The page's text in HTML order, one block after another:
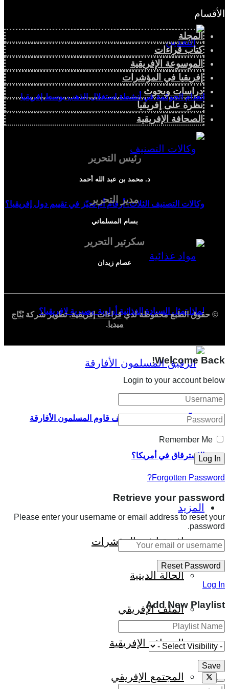
انعدام الحوكمة في أنشطة استغلال الذهب بوسط إفريقيا
وكالات التصنيف الثلاث: أرقام أم تحيّز في تقييم دول إفريقيا؟
لماذا تمثل السيادة الغذائية أولوية مصيرية لإفريقيا؟
القرآن والكتابة العربية: كيف قاوم المسلمون الأفارقة
الاسترقاق في أمريكا؟
المزيد
إفريقيا في المؤشرات
الحالة الدينية
الملف الإفريقي
الصحافة الإفريقية
المجتمع الإفريقي
الأقسام
المجلة
كتاب قراءات
الموسوعة الإفريقية
إفريقيا في المؤشرات
دراسات وبحوث
نظرة على إفريقيا
الصحافة الإفريقية
رئيس التحرير
د. محمد بن عبد الله أحمد
مدير التحرير
بسام المسلماني
سكرتير التحرير
عصام زيدان
© حقوق الطبع محفوظة لديقراءات إفريقية. تطوير شركةبُنّاج
ميديا.
Welcome Back!
Login to your account below
Remember Me
Forgotten Password?
Retrieve your password
Please enter your username or email address to reset your
password.
Log In
Add New Playlist